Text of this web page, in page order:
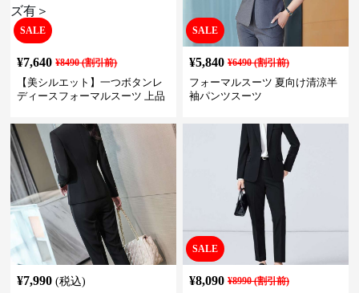
SALE
¥7,640 ¥8490(割引前)
【美シルエット】一つボタンレ
ディースフォーマルスーツ 上品
ネス・式典・会食にも＜大きい
サイズ有＞
SALE
¥5,840 ¥6490(割引前)
フォーマルスーツ 夏向け清涼半
袖パンツスーツ
¥7,990 (税込)
SALE
¥8,090 ¥8990(割引前)